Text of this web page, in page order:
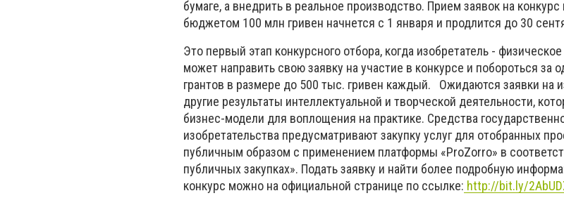
бумаге, а внедрить в реальное производство. Прием заявок на
бюджетом 100 млн гривен начнется с 1 января и продлится до 30
Это первый этап конкурсного отбора, когда изобретатель -
может направить свою заявку на участие в конкурсе и побороться за
грантов в размере до 500 тыс. гривен каждый. Ожидаются заявки на
другие результаты интеллектуальной и творческой деятельности,
бизнес-модели для воплощения на практике. Средства
изобретательства предусматривают закупку услуг для отобранных
публичным образом с применением платформы «ProZorro» в
публичных закупках». Подать заявку и найти более подробную
конкурс можно на официальной странице по ссылке: http://bit.ly/